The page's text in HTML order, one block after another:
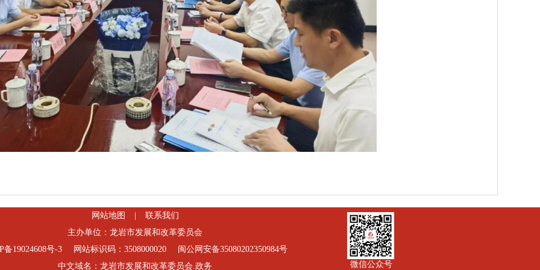
网站地图
联系我们
主办单位：龙岩市发展和改革委员会
备19024608号-3
网站标识码：3508000020
闽公网安备35080202350984号
中文域名：龙岩市发展和改革委员会.政务
微信公众号